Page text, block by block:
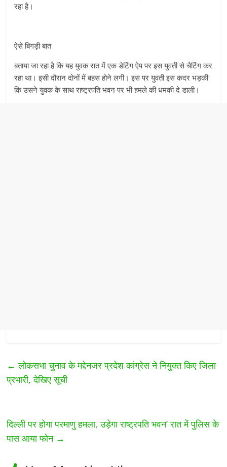
रहा है।
ऐसे बिगड़ी बात
बताया जा रहा है कि यह युवक रात में एक डेटिंग ऐप पर इस युवती से चैटिंग कर
रहा था। इसी दौरान दोनों में बहस होने लगी। इस पर युवती इस कदर भड़की
कि उसने युवक के साथ राष्ट्रपति भवन पर भी हमले की धमकी दे डाली।
← लोकसभा चुनाव के मद्देनजर प्रदेश कांग्रेस ने नियुक्त किए जिला
प्रभारी, देखिए सूची
दिल्ली पर होगा परमाणु हमला, उड़ेगा राष्ट्रपति भवन’ रात में पुलिस के
पास आया फोन →